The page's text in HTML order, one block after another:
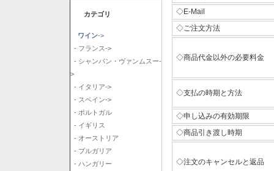
カテゴリ
ワイン->
- フランス->
- シャンパン・ヴァンムスー-
>
- イタリア->
- スペイン->
- ポルトガル
- イギリス
- オーストリア
- ブルガリア
- ハンガリー
◇E-Mail
◇ご注文方法
◇商品代金以外の必要料金
◇支払の時期と方法
◇申し込みの有効期限
◇商品引き渡し時期
◇注文のキャンセルと返品